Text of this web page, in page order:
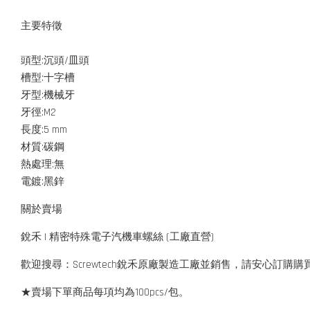
主要特徵
頭型:沉頭/皿頭
槽型:十字槽
牙型:機械牙
牙徑:M2
長度:5 mm
材質:碳鋼
熱處理:無
電鍍:黑鋅
關於賣場
銳禾 | 精密特殊電子汽機車螺絲 (工廠直營)
歡迎搜尋：Screwtech銳禾原廠製造工廠並銷售，請安心訂購購
★賣場下單商品每項均為100pcs/包。